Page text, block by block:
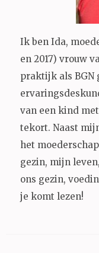
Ik ben Ida,
en 2017) vrouw
praktijk als BGN
van een kind met
tekort. Naast
het
gezin, mijn
ons gezin,
je komt lezen!